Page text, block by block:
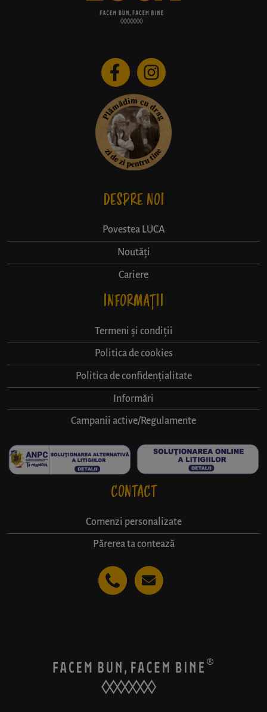
DESPRE NOI
Povestea LUCA
Noutăți
Cariere
INFORMAȚII
Termeni și condiții
Politica de cookies
Politica de confidențialitate
Informări
Campanii active/Regulamente
CONTACT
Comenzi personalizate
Părerea ta contează